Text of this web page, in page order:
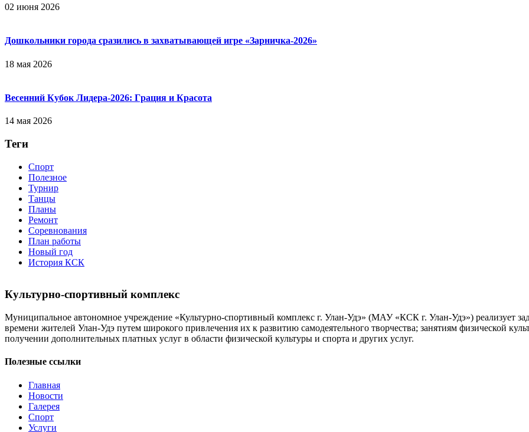
02 июня 2026
Дошкольники города сразились в захватывающей игре «Зарничка‑2026»
18 мая 2026
Весенний Кубок Лидера-2026: Гpaция и Кpacoтa
14 мая 2026
Теги
Спорт
Полезное
Турнир
Танцы
Планы
Ремонт
Соревнования
План работы
Новый год
История КСК
Культурно-спортивный комплекс
Муниципальное автономное учреждение «Культурно-спортивный комплекс г. Улан-Удэ» (МАУ «КСК г. Улан-Удэ») реализует
времени жителей Улан-Удэ путем широкого привлечения их к развитию самодеятельного творчества; занятиям физической
получении дополнительных платных услуг в области физической культуры и спорта и других услуг.
Полезные ссылки
Главная
Новости
Галерея
Спорт
Услуги